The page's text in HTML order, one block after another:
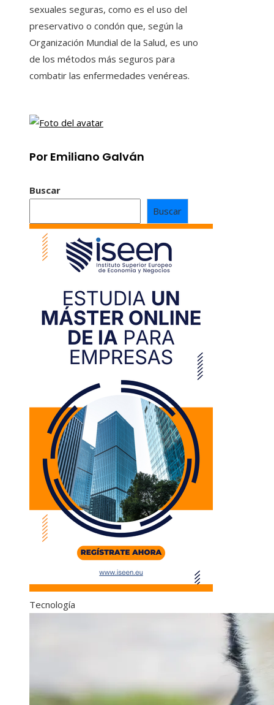
sexuales seguras, como es el uso del
preservativo o condón que, según la
Organización Mundial de la Salud, es uno
de los métodos más seguros para
combatir las enfermedades venéreas.
Por Emiliano Galván
Buscar
Buscar
Tecnología